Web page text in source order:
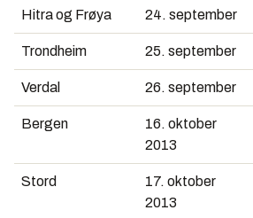
Hitra og Frøya 24. september
Trondheim 25. september
Verdal 26. september
Bergen
16. oktober
2013
Stord
17. oktober
2013